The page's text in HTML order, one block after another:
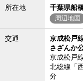
所在地 千葉県船
周辺地図
交通
京成松戸
さざんか
京成松戸
北総線「
分
船橋･市川･浦安方面エリ
船橋･市川･浦安方面エリア
船橋･市川･浦安方面エリア
千葉市エリア
千葉市エリアの新築一戸建
千葉市エリアの中古一戸建
千葉市エリアのマンション
千葉市エリアの土地